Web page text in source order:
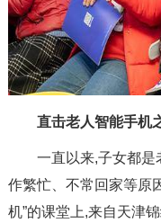
直击老人智能手机
一直以来,子女都是老
作繁忙、不常回家等原
机”的课堂上,来自天津